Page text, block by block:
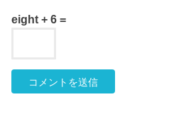
eight + 6 =